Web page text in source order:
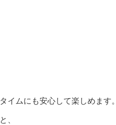
イムにも安心して楽しめます。
、